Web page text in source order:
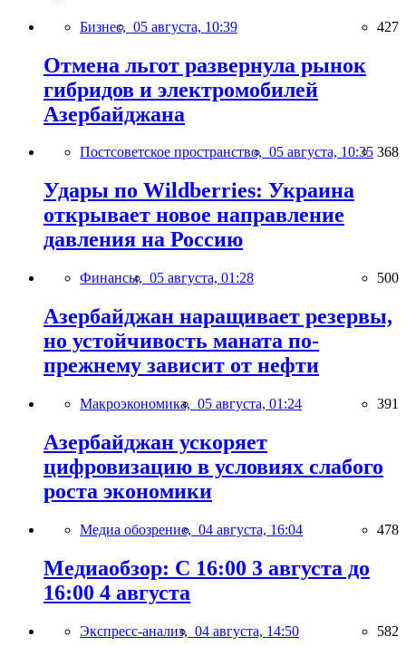
Бизнес, 05 августа, 10:39 427
Отмена льгот развернула рынок
гибридов и электромобилей
Азербайджана
Постсоветское пространство, 05 августа, 10:35 368
Удары по Wildberries: Украина
открывает новое направление
давления на Россию
Финансы, 05 августа, 01:28 500
Азербайджан наращивает резервы,
но устойчивость маната по-
прежнему зависит от нефти
Макроэкономика, 05 августа, 01:24 391
Азербайджан ускоряет
цифровизацию в условиях слабого
роста экономики
Медиа обозрение, 04 августа, 16:04 478
Медиаобзор: С 16:00 3 августа до
16:00 4 августа
Экспресс-анализ, 04 августа, 14:50 582